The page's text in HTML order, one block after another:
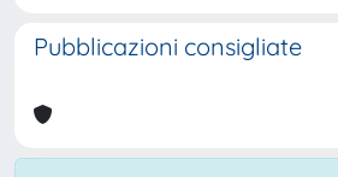
Pubblicazioni consigliate